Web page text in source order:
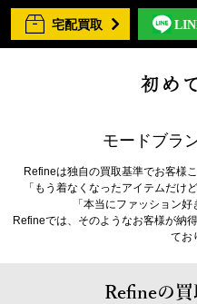
宅配買取
初め
モードブラ
Refineは独自の買取基準でお客様
「もう着なくなったアイテムだけ
「本当にファッション
Refineでは、そのようなお客様が納
てお
Refineの